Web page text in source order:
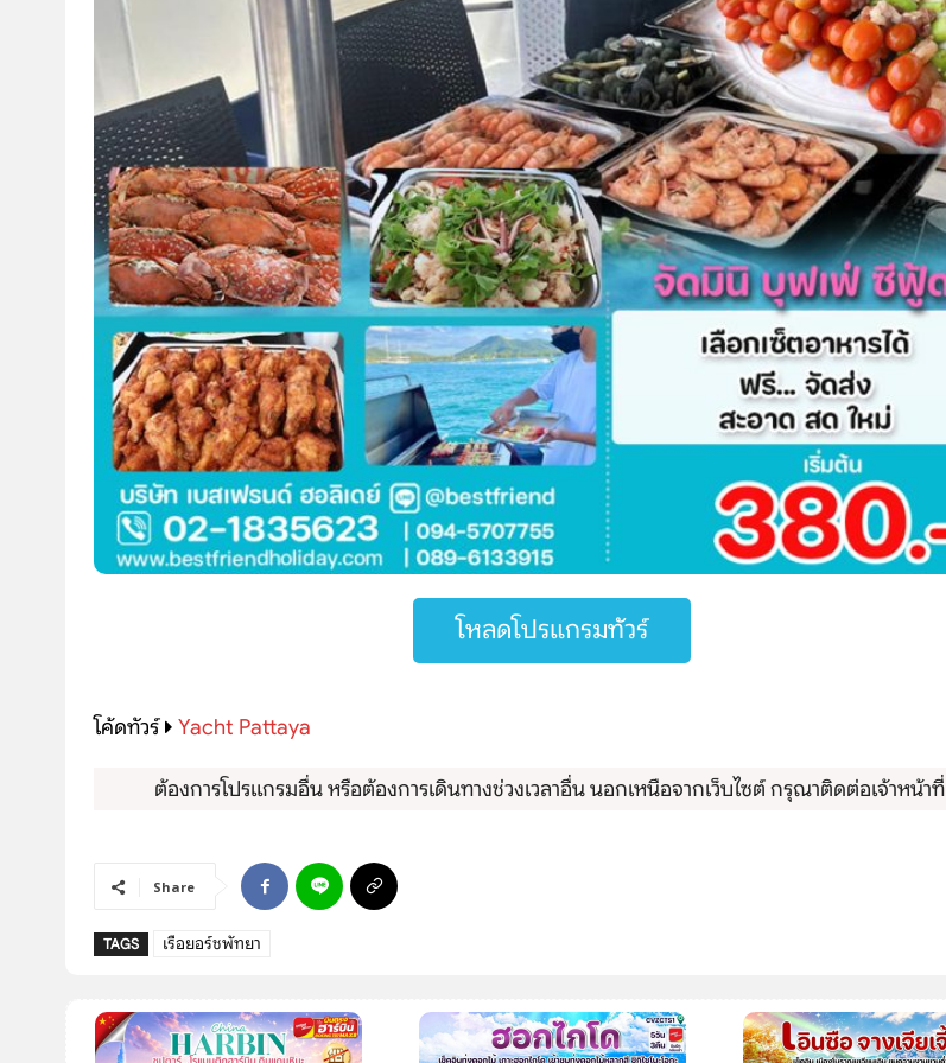
โหลดโปรแกรมทัวร์
โค้ดทัวร์ Yacht Pattaya
ต้องการโปรแกรมอื่น หรือต้องการเดินทางช่วงเวลาอื่น นอกเหนือจากเว็บไซต์ กรุณาติดต่อเจ้าหน้าที่
Share
TAGS เรือยอร์ชพัทยา